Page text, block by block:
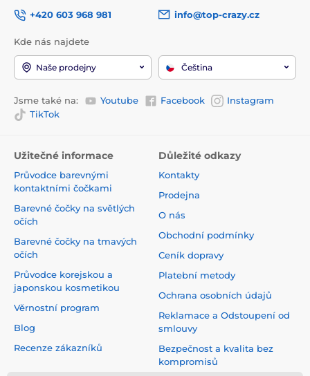
+420 603 968 981
info@top-crazy.cz
Kde nás najdete
Naše prodejny Čeština
Jsme také na: Youtube Facebook
Instagram
TikTok
Užitečné informace
Průvodce barevnými
kontaktními čočkami
Barevné čočky na světlých
očích
Barevné čočky na tmavých
očích
Průvodce korejskou a
japonskou kosmetikou
Věrnostní program
Blog
Recenze zákazníků
Důležité odkazy
Kontakty
Prodejna
O nás
Obchodní podmínky
Ceník dopravy
Platební metody
Ochrana osobních údajů
Reklamace a Odstoupení od
smlouvy
Bezpečnost a kvalita bez
kompromisů